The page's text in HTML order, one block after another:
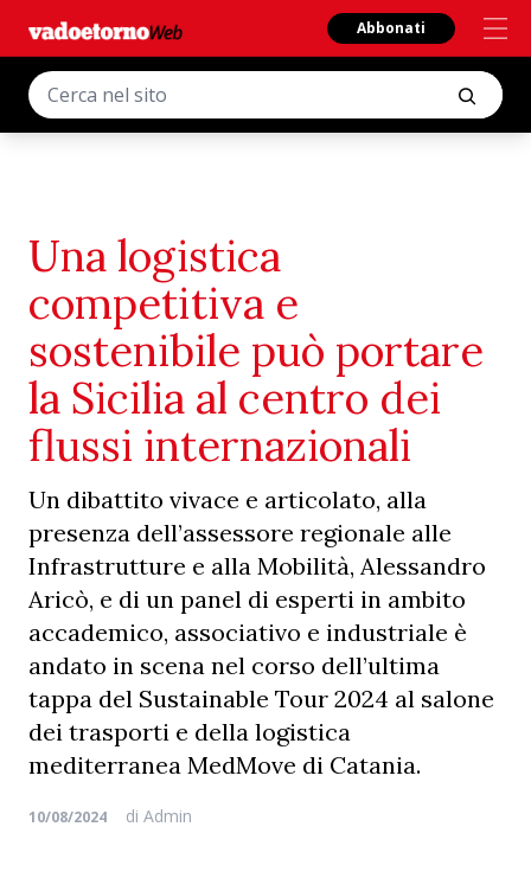
Abbonati
Una logistica
competitiva e
sostenibile può portare
la Sicilia al centro dei
flussi internazionali
Un dibattito vivace e articolato, alla
presenza dell’assessore regionale alle
Infrastrutture e alla Mobilità, Alessandro
Aricò, e di un panel di esperti in ambito
accademico, associativo e industriale è
andato in scena nel corso dell’ultima
tappa del Sustainable Tour 2024 al salone
dei trasporti e della logistica
mediterranea MedMove di Catania.
10/08/2024 di Admin